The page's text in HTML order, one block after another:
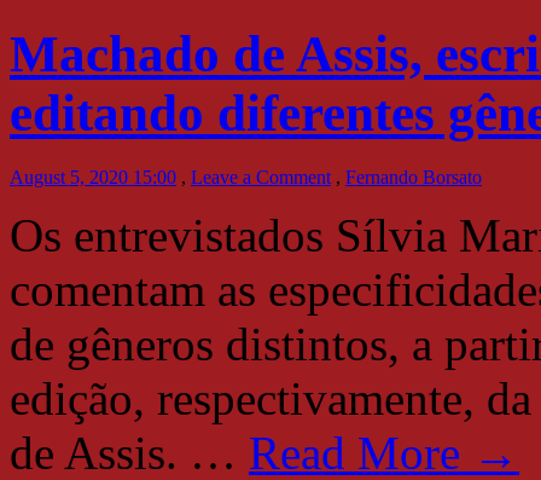
Machado de Assis,
editando diferentes
August 5, 2020 15:00 , Leave a Comment , Fernando Borsato
Os entrevistados Sílvia
comentam as
de gêneros distintos, a
edição, respectivamente,
de Assis. … Read More →